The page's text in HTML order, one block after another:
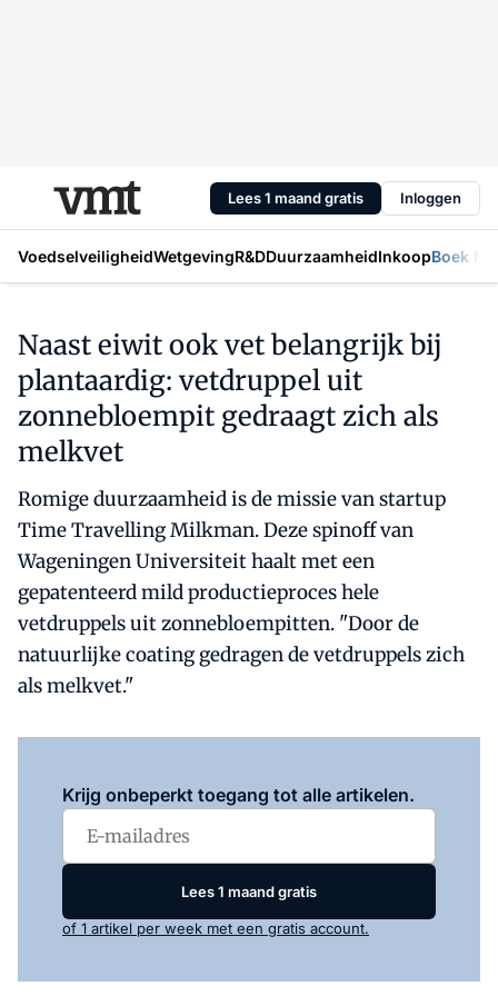
Lees 1 maand gratis Inloggen
VoedselveiligheidWetgevingR&DDuurzaamheidInkoopBoek
Naast eiwit ook vet belangrijk bij
plantaardig: vetdruppel uit
zonnebloempit gedraagt zich als
melkvet
Romige duurzaamheid is de missie van startup
Time Travelling Milkman. Deze spinoff van
Wageningen Universiteit haalt met een
gepatenteerd mild productieproces hele
vetdruppels uit zonnebloempitten. "Door de
natuurlijke coating gedragen de vetdruppels zich
als melkvet."
Krijg onbeperkt toegang tot alle artikelen.
Lees 1 maand gratis
of 1 artikel per week met een gratis account.